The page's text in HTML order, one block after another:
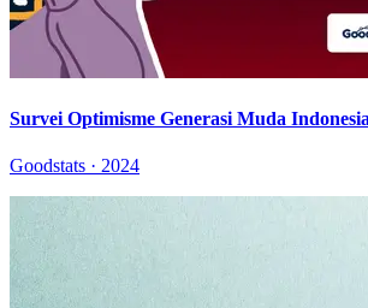
Survei Optimisme Generasi Muda
Goodstats · 2024